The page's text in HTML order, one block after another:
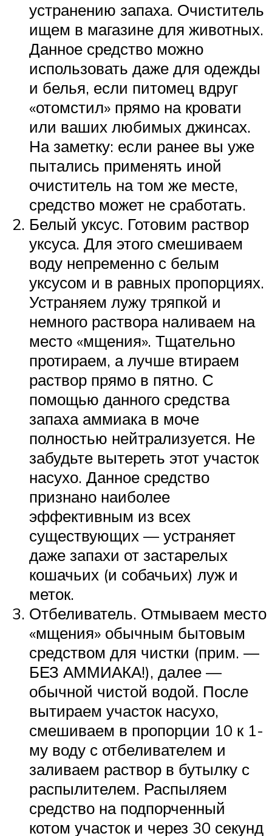
устранению запаха. Очиститель
ищем в магазине для животных.
Данное средство можно
использовать даже для одежды
и белья, если питомец вдруг
«отомстил» прямо на кровати
или ваших любимых джинсах.
На заметку: если ранее вы уже
пытались применять иной
очиститель на том же месте,
средство может не сработать.
Белый уксус. Готовим раствор
уксуса. Для этого смешиваем
воду непременно с белым
уксусом и в равных пропорциях.
Устраняем лужу тряпкой и
немного раствора наливаем на
место «мщения». Тщательно
протираем, а лучше втираем
раствор прямо в пятно. С
помощью данного средства
запаха аммиака в моче
полностью нейтрализуется. Не
забудьте вытереть этот участок
насухо. Данное средство
признано наиболее
эффективным из всех
существующих — устраняет
даже запахи от застарелых
кошачьих (и собачьих) луж и
меток.
Отбеливатель. Отмываем место
«мщения» обычным бытовым
средством для чистки (прим. —
БЕЗ АММИАКА!), далее —
обычной чистой водой. После
вытираем участок насухо,
смешиваем в пропорции 10 к 1-
му воду с отбеливателем и
заливаем раствор в бутылку с
распылителем. Распыляем
средство на подпорченный
котом участок и через 30 секунд